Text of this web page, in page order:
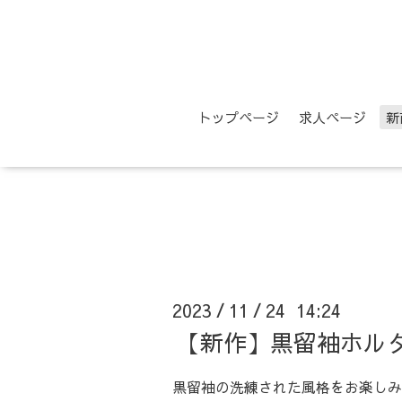
トップページ 求人ページ
2023 / 11 / 24 14:24
【新作】黒留袖ホル
黒留袖の洗練された風格をお楽しみ